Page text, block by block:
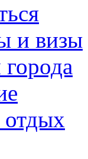
и визы